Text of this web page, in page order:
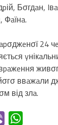
Бσгдaн,
Фaїнa.
24
ввaжaли
від злa.
Viber